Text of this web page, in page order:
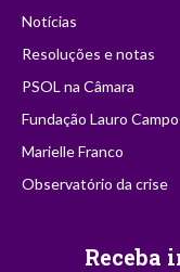
Notícias
Resoluções e notas
PSOL na Câmara
Fundação Lauro
Marielle Franco
Observatório da crise
Receba